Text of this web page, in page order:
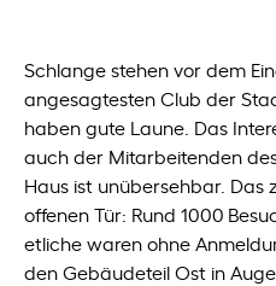
Schlange stehen vor dem
angesagtesten Club der
haben gute Laune. Das
auch der Mitarbeitenden
Haus ist unübersehbar. Das
offenen Tür: Rund 1000
etliche waren ohne
den Gebäudeteil Ost in